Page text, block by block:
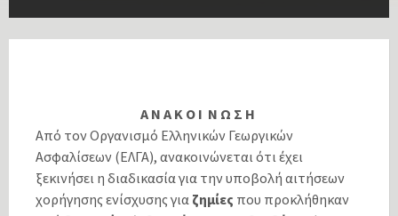
Α Ν Α Κ Ο Ι Ν Ω Σ Η
Από τον Οργανισμό Ελληνικών Γεωργικών
Ασφαλίσεων (ΕΛΓΑ), ανακοινώνεται ότι έχει
ξεκινήσει η διαδικασία για την υποβολή αιτήσεων
χορήγησης ενίσχυσης για ζημίες που προκλήθηκαν